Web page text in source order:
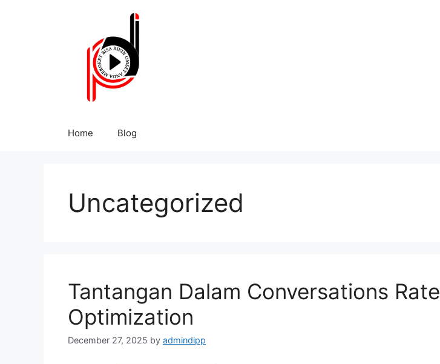
Home Blog
Uncategorized
Tantangan Dalam Conversations Rate
Optimization
December 27, 2025 by admindipp